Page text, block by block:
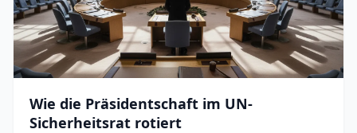
Wie die Präsidentschaft im UN-
Sicherheitsrat rotiert